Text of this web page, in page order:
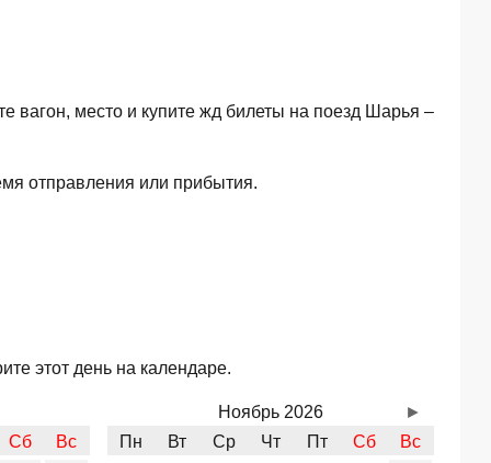
вагон, место и купите жд билеты на поезд Шарья –
отправления или прибытия.
этот день на календаре.
Сб
Вс
Ноябрь 2026
Пн
Вт Ср Чт Пт Сб
Вс
►